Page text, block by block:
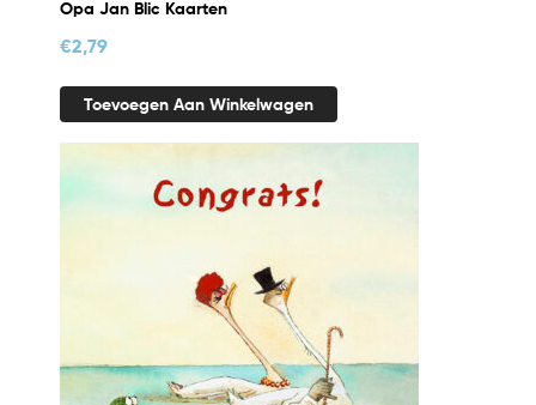
Opa Jan Blic Kaarten
€2,79
Toevoegen Aan Winkelwagen